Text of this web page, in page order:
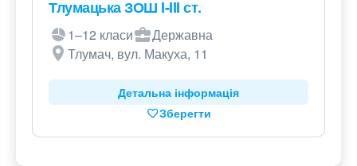
Тлумацька ЗОШ I-III ст.
1–12 класи
Державна
Тлумач, вул. Макуха, 11
Детальна інформація
Зберегти